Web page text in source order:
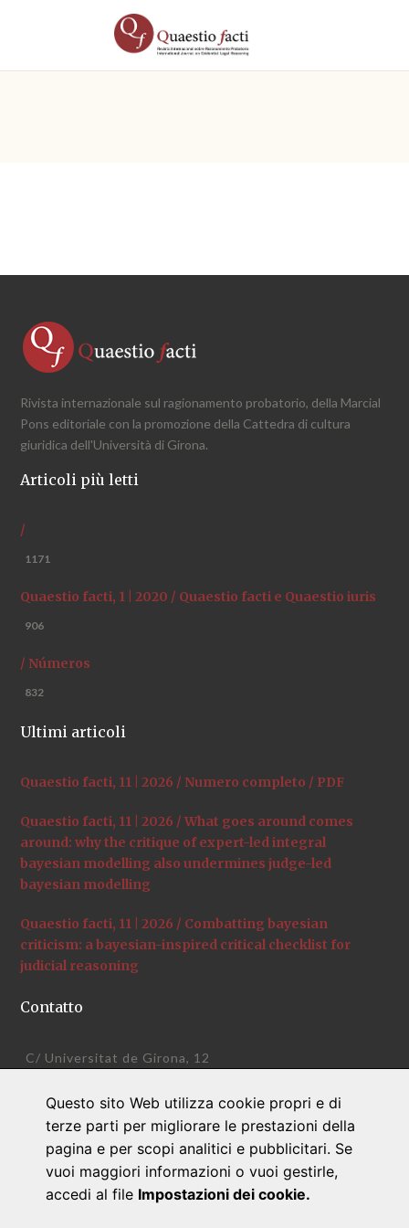
Rivista internazionale sul ragionamento probatorio, della Marcial
Pons editoriale con la promozione della Cattedra di cultura
giuridica dell'Università di Girona.
Articoli più letti
/
1171
Quaestio facti, 1 | 2020 / Quaestio facti e Quaestio iuris
906
/ Números
832
Ultimi articoli
Quaestio facti, 11 | 2026 / Numero completo / PDF
Quaestio facti, 11 | 2026 / What goes around comes
around: why the critique of expert-led integral
bayesian modelling also undermines judge-led
bayesian modelling
Quaestio facti, 11 | 2026 / Combatting bayesian
criticism: a bayesian-inspired critical checklist for
judicial reasoning
Contatto
C/ Universitat de Girona, 12
quaestiofacti@udg.edu
www.quaestiofacti.com
Questo sito Web utilizza cookie propri e di
terze parti per migliorare le prestazioni della
pagina e per scopi analitici e pubblicitari. Se
vuoi maggiori informazioni o vuoi gestirle,
accedi al file Impostazioni dei cookie.